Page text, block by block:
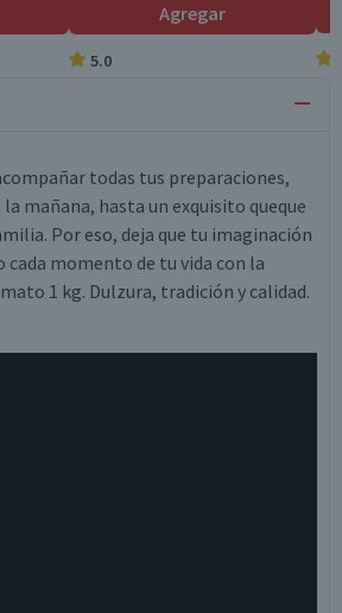
Agregar
5.0
todas tus preparaciones,
la mañana, hasta un exquisito queque
Por eso, deja que tu imaginación
cada momento de tu vida con la
1 kg. Dulzura, tradición y calidad.